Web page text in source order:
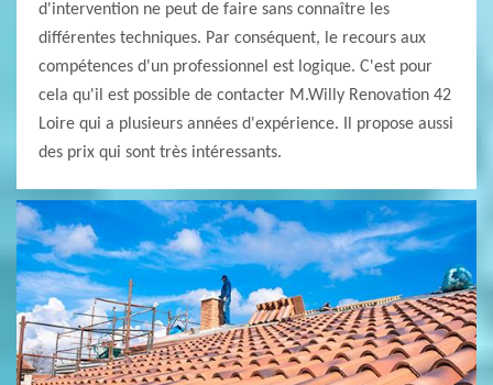
d'intervention ne peut de faire sans connaître les
différentes techniques. Par conséquent, le recours aux
compétences d'un professionnel est logique. C'est pour
cela qu'il est possible de contacter M.Willy Renovation 42
Loire qui a plusieurs années d'expérience. Il propose aussi
des prix qui sont très intéressants.